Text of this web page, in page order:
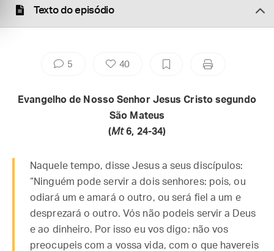
Texto do episódio
5 40
Evangelho de Nosso Senhor Jesus Cristo segundo
São Mateus
(Mt6, 24-34)
Naquele tempo, disse Jesus a seus discípulos:
“Ninguém pode servir a dois senhores: pois, ou
odiará um e amará o outro, ou será fiel a um e
desprezará o outro. Vós não podeis servir a Deus
e ao dinheiro. Por isso eu vos digo: não vos
preocupeis com a vossa vida, com o que havereis